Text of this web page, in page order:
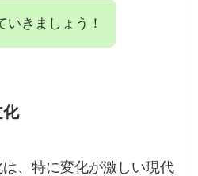
いきましょう！
化
、特に変化が激しい現代